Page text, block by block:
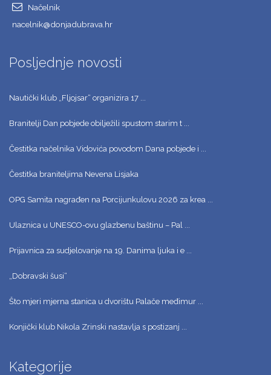
Načelnik
nacelnik@donjadubrava.hr
Posljednje novosti
Nautički klub „Fljojsar“ organizira 17 ...
Branitelji Dan pobjede obilježili spustom starim t ...
Čestitka načelnika Vidovića povodom Dana pobjede i ...
Čestitka braniteljima Nevena Lisjaka
OPG Samita nagrađen na Porcijunkulovu 2026 za krea ...
Ulaznica u UNESCO-ovu glazbenu baštinu – Pal ...
Prijavnica za sudjelovanje na 19. Danima ljuka i e ...
„Dobravski šusi“
Što mjeri mjerna stanica u dvorištu Palače međimur ...
Konjički klub Nikola Zrinski nastavlja s postizanj ...
Kategorije